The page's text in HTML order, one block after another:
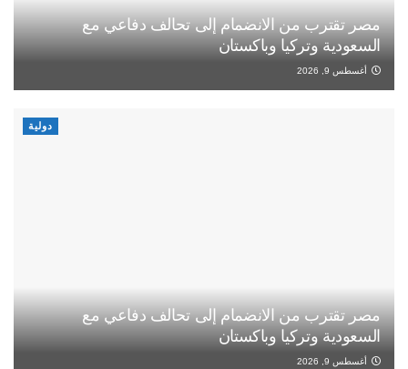
مصر تقترب من الانضمام إلى تحالف دفاعي مع
السعودية وتركيا وباكستان
أغسطس 9, 2026
دولية
مصر تقترب من الانضمام إلى تحالف دفاعي مع
السعودية وتركيا وباكستان
أغسطس 9, 2026